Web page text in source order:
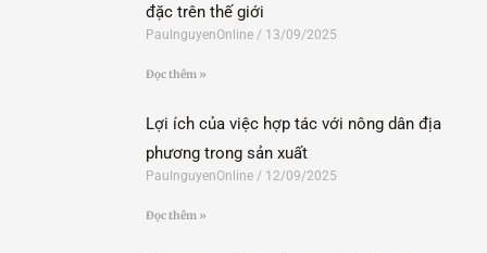
đặc trên thế giới
PaulnguyenOnline 13/09/2025
Đọc thêm »
Lợi ích của việc hợp tác với nông dân địa
phương trong sản xuất
PaulnguyenOnline 12/09/2025
Đọc thêm »